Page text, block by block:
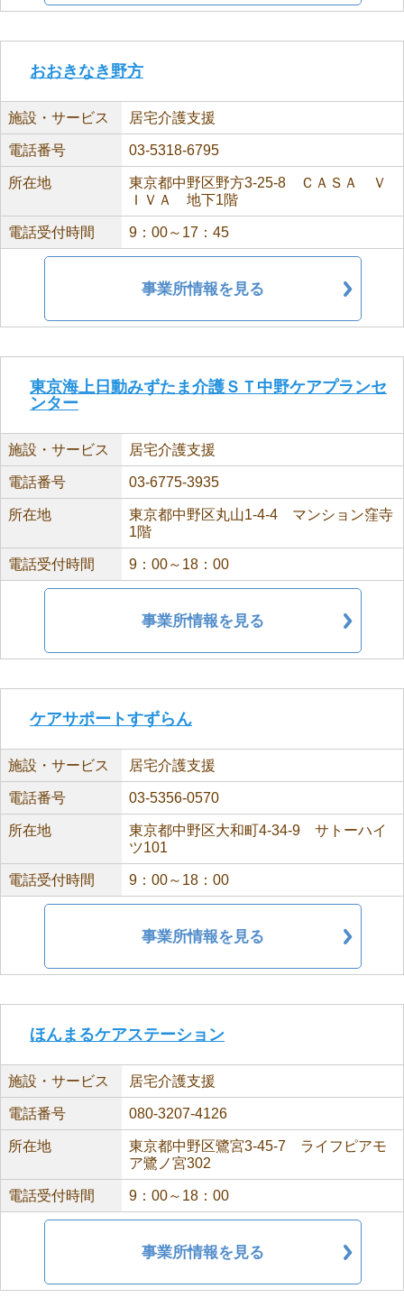
おおきなき野方
施設・サービス 居宅介護支援
電話番号 03-5318-6795
所在地
東京都中野区野方3-25-8 ＣＡＳＡ Ｖ
ＩＶＡ 地下1階
電話受付時間 9：00～17：45
事業所情報を見る
東京海上日動みずたま介護ＳＴ中野ケアプランセ
ンター
施設・サービス 居宅介護支援
電話番号 03-6775-3935
所在地
東京都中野区丸山1-4-4 マンション窪寺
1階
電話受付時間 9：00～18：00
事業所情報を見る
ケアサポートすずらん
施設・サービス 居宅介護支援
電話番号 03-5356-0570
所在地
東京都中野区大和町4-34-9 サトーハイ
ツ101
電話受付時間 9：00～18：00
事業所情報を見る
ほんまるケアステーション
施設・サービス 居宅介護支援
電話番号 080-3207-4126
所在地
東京都中野区鷺宮3-45-7 ライフピアモ
ア鷺ノ宮302
電話受付時間 9：00～18：00
事業所情報を見る